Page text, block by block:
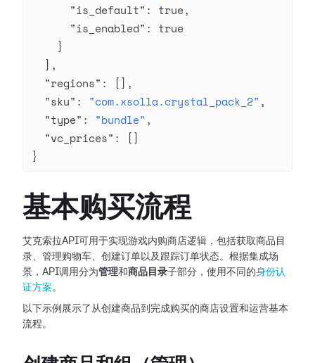
      "is_default"
: true,
      "is_enabled"
: true
    }
  ],
  "regions"
: [],
  "sku"
: "com.xsolla.crystal_pack_2" ,
  "type"
: "bundle" ,
  "vc_prices"
: []
}
基本购买流程
艾克索拉API可用于实现游戏内购商店逻辑，包括获取商品目
录、管理购物车、创建订单以及跟踪订单状态。根据集成场
景，API调用分为管理和 商品目录子部分，使用不同的身份认
证方案。
以下示例展示了从创建商品到完成购买的商店设置和运营基本
流程。